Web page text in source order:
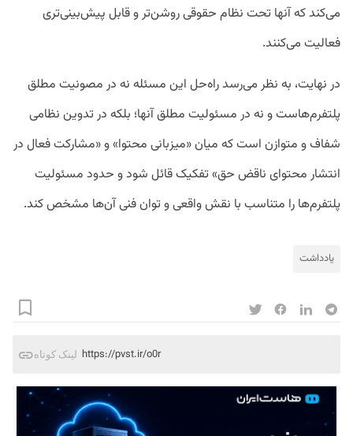
می‌کند که آنها تحت نظام حقوقی روشن‌تر و قابل پیش‌بینی‌تری
فعالیت می‌کنند.
در نهایت، به نظر می‌رسد راه‌حل این مسئله نه در مصونیت مطلق
پلتفرم‌هاست و نه در مسئولیت مطلق آنها؛ بلکه در تدوین نظامی
شفاف و متوازن است که میان «میزبانی محتوا» و «مشارکت فعال در
انتشار محتوای ناقض حق» تفکیک قائل شود و حدود مسئولیت
پلتفرم‌ها را متناسب با نقش واقعی و توان فنی آن‌ها مشخص کند.
یادداشت
لینک کوتاه https://pvst.ir/o0r